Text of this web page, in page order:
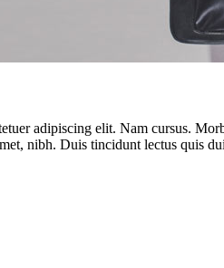
adipiscing elit. Nam cursus.
nibh. Duis tincidunt lectus quis